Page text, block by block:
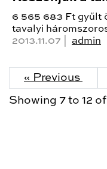
6 565 683 Ft gyűlt
tavalyi
2013.11.07 | admin
« Previous
Showing 7 to 12 of